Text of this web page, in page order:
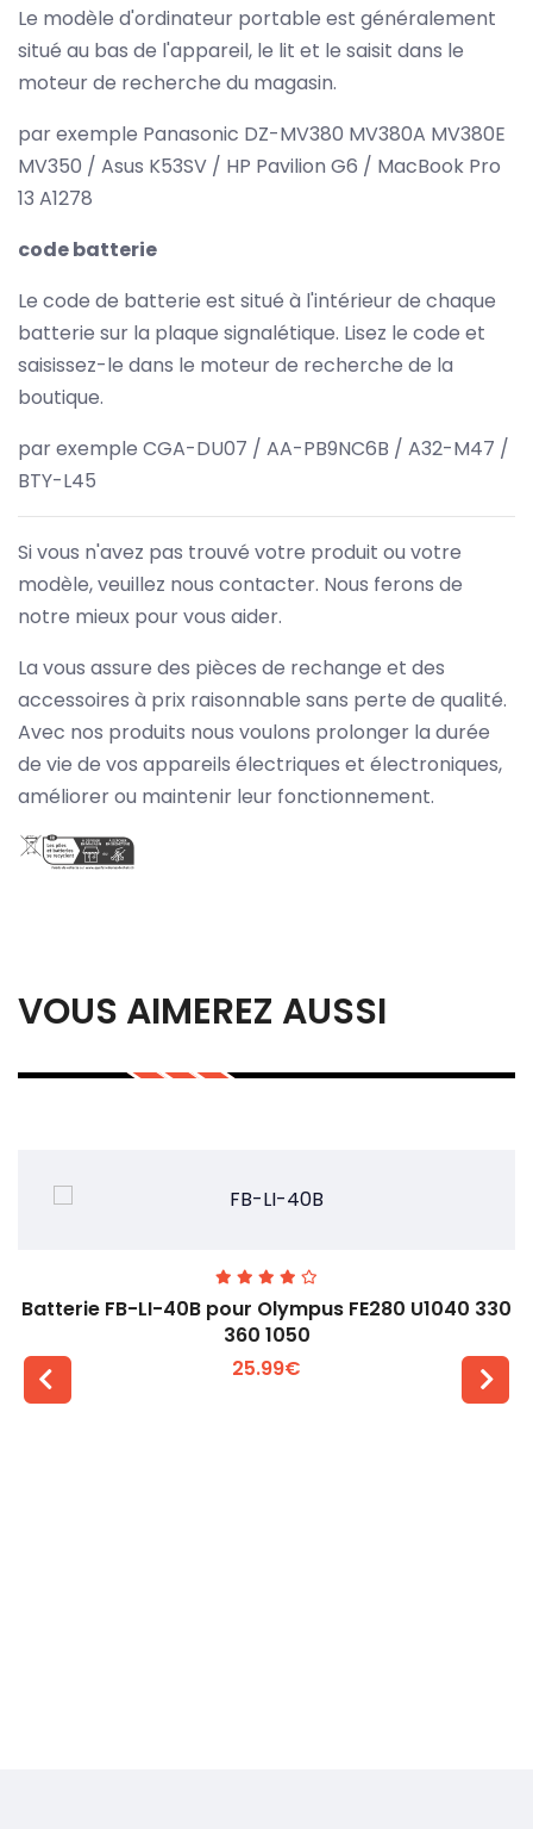
Le modèle d'ordinateur portable est généralement
situé au bas de l'appareil, le lit et le saisit dans le
moteur de recherche du magasin.
par exemple Panasonic DZ-MV380 MV380A MV380E
MV350 / Asus K53SV / HP Pavilion G6 / MacBook Pro
13 A1278
code batterie
Le code de batterie est situé à l'intérieur de chaque
batterie sur la plaque signalétique. Lisez le code et
saisissez-le dans le moteur de recherche de la
boutique.
par exemple CGA-DU07 / AA-PB9NC6B / A32-M47 /
BTY-L45
Si vous n'avez pas trouvé votre produit ou votre
modèle, veuillez nous contacter. Nous ferons de
notre mieux pour vous aider.
La vous assure des pièces de rechange et des
accessoires à prix raisonnable sans perte de qualité.
Avec nos produits nous voulons prolonger la durée
de vie de vos appareils électriques et électroniques,
améliorer ou maintenir leur fonctionnement.
VOUS AIMEREZ AUSSI
Batterie FB-LI-40B pour Olympus FE280 U1040 330
360 1050
25.99€